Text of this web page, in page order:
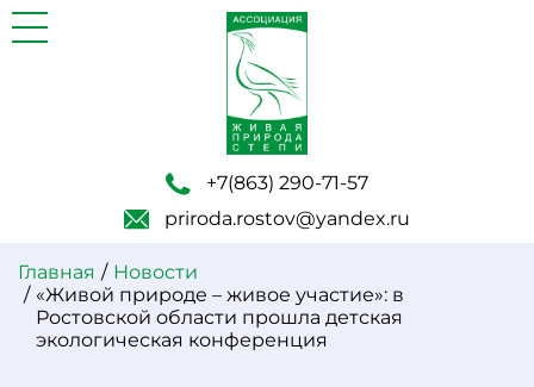
+7(863) 290-71-57
priroda.rostov@yandex.ru
Главная
Новости
«Живой природе – живое участие»: в
Ростовской области прошла детская
экологическая конференция